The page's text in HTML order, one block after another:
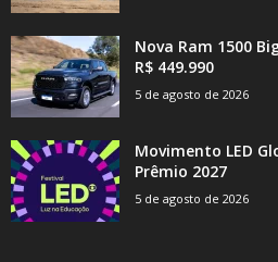
Nova Ram 1500
R$ 449.990
5 de agosto de 2026
Movimento LED
Prêmio 2027
5 de agosto de 2026